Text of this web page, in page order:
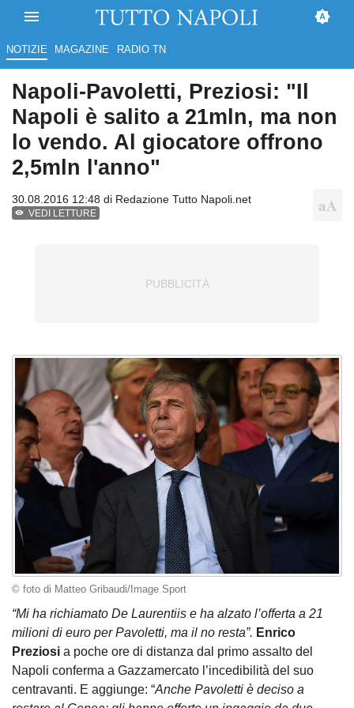
NOTIZIE MAGAZINE RADIO TN
Napoli-Pavoletti, Preziosi: "Il
Napoli è salito a 21mln, ma non
lo vendo. Al giocatore offrono
2,5mln l'anno"
30.08.2016 12:48 di Redazione Tutto Napoli.net
VEDI LETTURE
© foto di Matteo Gribaudi/Image Sport
“Mi ha richiamato De Laurentiis e ha alzato l’offerta a 21
milioni di euro per Pavoletti, ma il no resta”. Enrico
Preziosi a poche ore di distanza dal primo assalto del
Napoli conferma a Gazzamercato l’incedibilità del suo
centravanti. E aggiunge: “Anche Pavoletti è deciso a